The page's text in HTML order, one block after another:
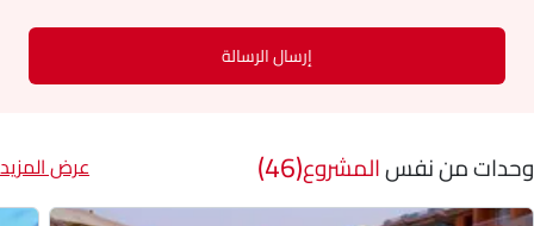
إرسال الرسالة
وحدات من نفسالمشروع(46) عرض المزيد